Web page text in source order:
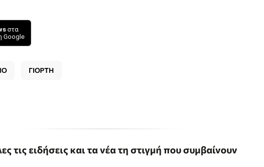
στα
Google
ΓΙΟΡΤΗ
τις ειδήσεις και τα νέα τη στιγμή που συμβαίνουν